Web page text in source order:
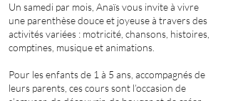
Un samedi par mois, Anaïs vous invite à vivre
une parenthèse douce et joyeuse à travers des
activités variées : motricité, chansons, histoires,
comptines, musique et animations.
Pour les enfants de 1 à 5 ans, accompagnés de
leurs parents, ces cours sont l’occasion de